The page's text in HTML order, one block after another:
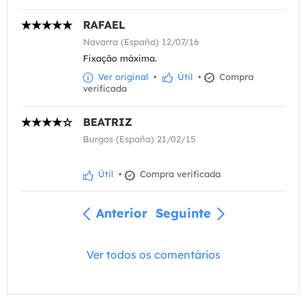
RAFAEL
Navarra (España) 12/07/16
Fixação máxima.
Ver original • Útil •
Compra
verificada
BEATRIZ
Burgos (España) 21/02/15
Útil • Compra verificada
Anterior Seguinte
Ver todos os comentários